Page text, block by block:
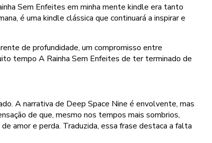
Sem Enfeites em minha mente kindle era tanto
é uma kindle clássica que continuará a inspirar e
de profundidade, um compromisso entre
tempo A Rainha Sem Enfeites de ter terminado de
A narrativa de Deep Space Nine é envolvente, mas
de que, mesmo nos tempos mais sombrios,
amor e perda. Traduzida, essa frase destaca a falta